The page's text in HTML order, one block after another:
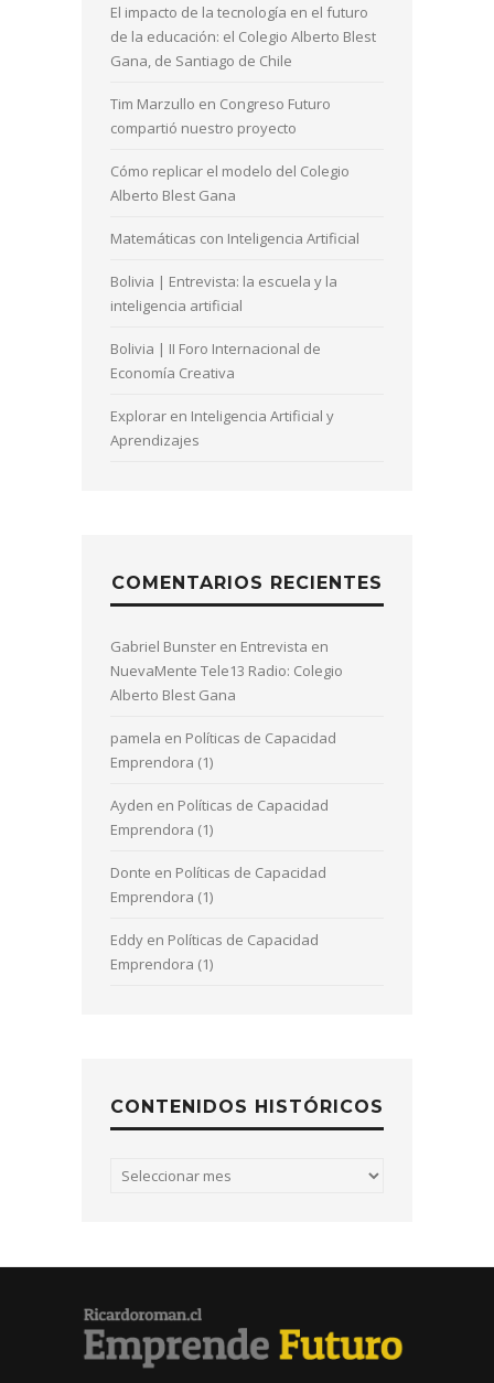
El impacto de la tecnología en el futuro
de la educación: el Colegio Alberto Blest
Gana, de Santiago de Chile
Tim Marzullo en Congreso Futuro
compartió nuestro proyecto
Cómo replicar el modelo del Colegio
Alberto Blest Gana
Matemáticas con Inteligencia Artificial
Bolivia | Entrevista: la escuela y la
inteligencia artificial
Bolivia | II Foro Internacional de
Economía Creativa
Explorar en Inteligencia Artificial y
Aprendizajes
COMENTARIOS RECIENTES
Gabriel Bunster en Entrevista en
NuevaMente Tele13 Radio: Colegio
Alberto Blest Gana
pamela en Políticas de Capacidad
Emprendora (1)
Ayden en Políticas de Capacidad
Emprendora (1)
Donte en Políticas de Capacidad
Emprendora (1)
Eddy en Políticas de Capacidad
Emprendora (1)
CONTENIDOS HISTÓRICOS
Contenidos